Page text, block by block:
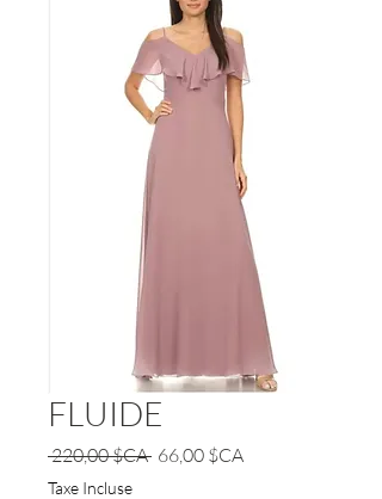
FLUIDE
220,00 $CA Prix
66,00 $CAPrix
Taxe Incluse